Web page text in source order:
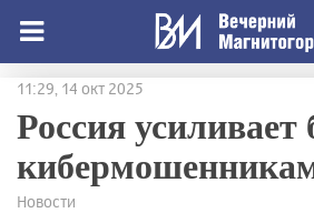
11:29, 14 окт 2025
Россия усиливает
Новости